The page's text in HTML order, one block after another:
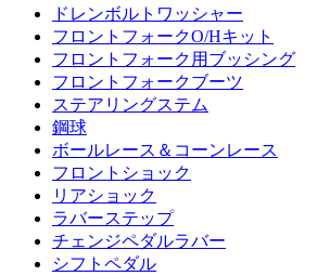
ドレンボルトワッシャー
フロントフォークO/Hキット
フロントフォーク用ブッシング
フロントフォークブーツ
ステアリングステム
鋼球
ボールレース＆コーンレース
フロントショック
リアショック
ラバーステップ
チェンジペダルラバー
シフトペダル